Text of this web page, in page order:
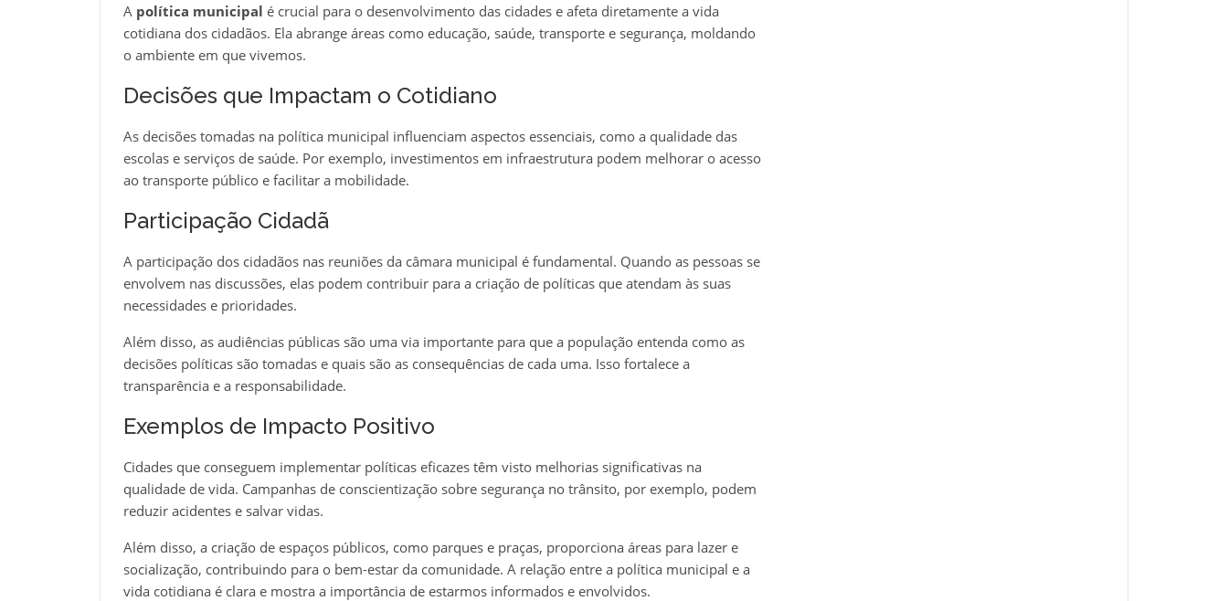
A política municipal é crucial para o desenvolvimento das cidades e afeta diretamente a vida
cotidiana dos cidadãos. Ela abrange áreas como educação, saúde, transporte e segurança, moldando
o ambiente em que vivemos.
Decisões que Impactam o Cotidiano
As decisões tomadas na política municipal influenciam aspectos essenciais, como a qualidade das
escolas e serviços de saúde. Por exemplo, investimentos em infraestrutura podem melhorar o acesso
ao transporte público e facilitar a mobilidade.
Participação Cidadã
A participação dos cidadãos nas reuniões da câmara municipal é fundamental. Quando as pessoas se
envolvem nas discussões, elas podem contribuir para a criação de políticas que atendam às suas
necessidades e prioridades.
Além disso, as audiências públicas são uma via importante para que a população entenda como as
decisões políticas são tomadas e quais são as consequências de cada uma. Isso fortalece a
transparência e a responsabilidade.
Exemplos de Impacto Positivo
Cidades que conseguem implementar políticas eficazes têm visto melhorias significativas na
qualidade de vida. Campanhas de conscientização sobre segurança no trânsito, por exemplo, podem
reduzir acidentes e salvar vidas.
Além disso, a criação de espaços públicos, como parques e praças, proporciona áreas para lazer e
socialização, contribuindo para o bem-estar da comunidade. A relação entre a política municipal e a
vida cotidiana é clara e mostra a importância de estarmos informados e envolvidos.